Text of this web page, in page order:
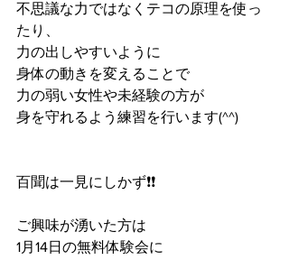
不思議な力ではなくテコの原理を使っ
たり、
力の出しやすいように
身体の動きを変えることで
力の弱い女性や未経験の方が
身を守れるよう練習を行います(^^)
百聞は一見にしかず❗️❗️
ご興味が湧いた方は
1月14日の無料体験会に